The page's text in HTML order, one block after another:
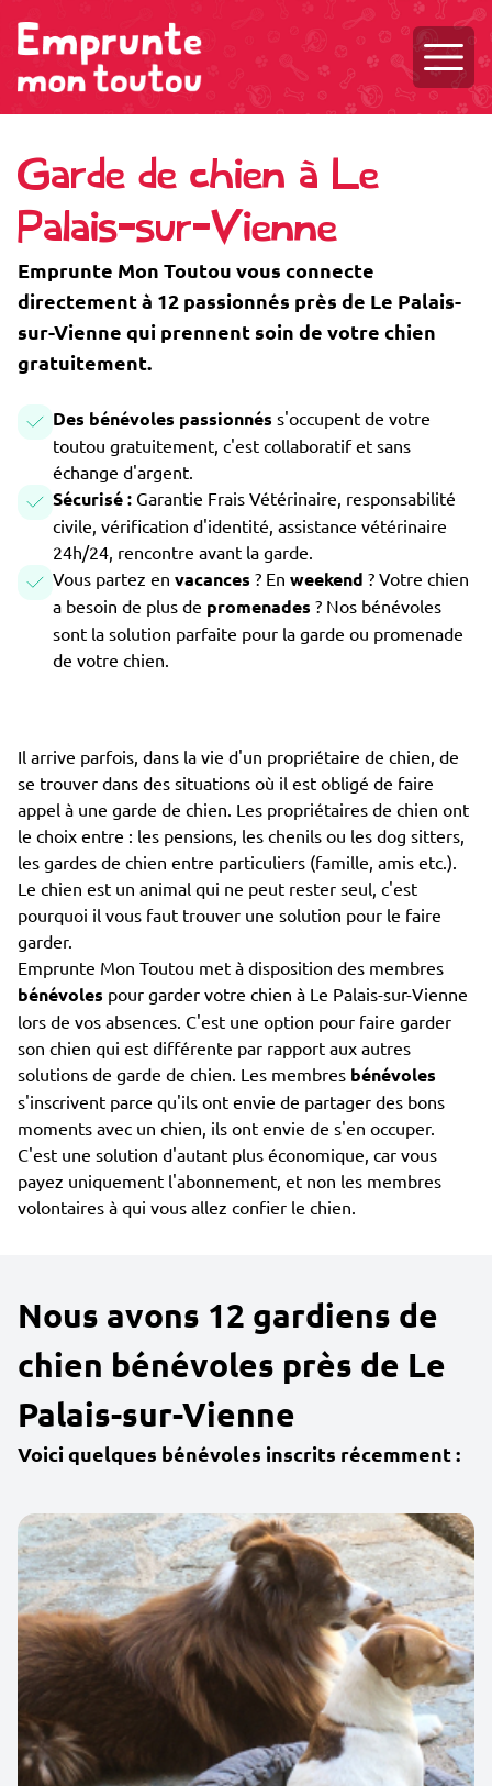
Garde de chien à Le
Palais-sur-Vienne
Emprunte Mon Toutou vous connecte
directement à 12 passionnés près de Le Palais-
sur-Vienne qui prennent soin de votre chien
gratuitement.
Des bénévoles passionnés s'occupent de votre
toutou gratuitement, c'est collaboratif et sans
échange d'argent.
Sécurisé : Garantie Frais Vétérinaire, responsabilité
civile, vérification d'identité, assistance vétérinaire
24h/24, rencontre avant la garde.
Vous partez en vacances ? En weekend ? Votre chien
a besoin de plus de promenades ? Nos bénévoles
sont la solution parfaite pour la garde ou promenade
de votre chien.
Il arrive parfois, dans la vie d'un propriétaire de chien, de
se trouver dans des situations où il est obligé de faire
appel à une garde de chien. Les propriétaires de chien ont
le choix entre : les pensions, les chenils ou les dog sitters,
les gardes de chien entre particuliers (famille, amis etc.).
Le chien est un animal qui ne peut rester seul, c'est
pourquoi il vous faut trouver une solution pour le faire
garder.
Emprunte Mon Toutou met à disposition des membres
bénévoles pour garder votre chien à Le Palais-sur-Vienne
lors de vos absences. C'est une option pour faire garder
son chien qui est différente par rapport aux autres
solutions de garde de chien. Les membres bénévoles
s'inscrivent parce qu'ils ont envie de partager des bons
moments avec un chien, ils ont envie de s'en occuper.
C'est une solution d'autant plus économique, car vous
payez uniquement l'abonnement, et non les membres
volontaires à qui vous allez confier le chien.
Nous avons 12 gardiens de
chien bénévoles près de Le
Palais-sur-Vienne
Voici quelques bénévoles inscrits récemment :